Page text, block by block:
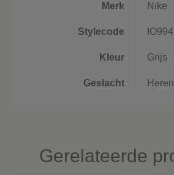
Merk Nike
Stylecode
Kleur Grijs
Geslacht Heren
Gerelateerde